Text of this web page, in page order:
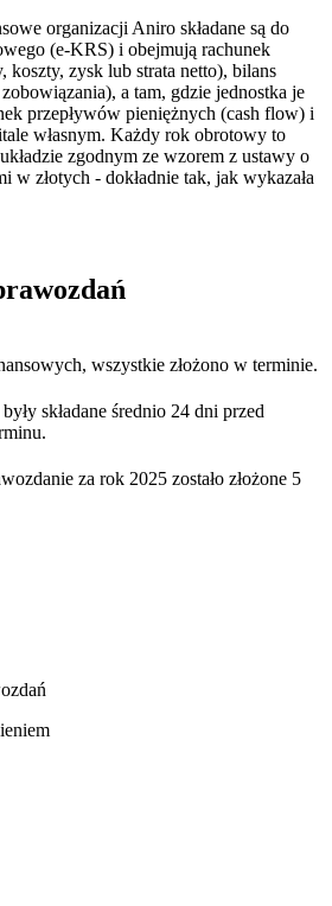
organizacji Aniro składane są do
(e-KRS) i obejmują rachunek
koszty, zysk lub strata netto), bilans
a tam, gdzie jednostka je
przepływów pieniężnych (cash flow) i
własnym. Każdy rok obrotowy to
zgodnym ze wzorem z ustawy o
w złotych - dokładnie tak, jak wykazała
wszystkie złożono w terminie.
składane średnio 24 dni przed
za rok 2025 zostało złożone 5